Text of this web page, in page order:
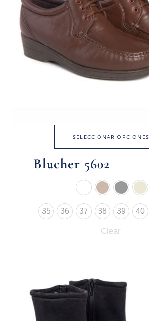
SELECCIONAR OPCIONES
Blucher 5602
35 36 37 38 39 40
Clear